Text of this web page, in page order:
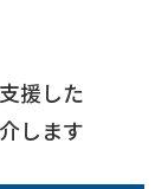
援した
します